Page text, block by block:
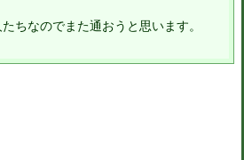
ちなのでまた通おうと思います。